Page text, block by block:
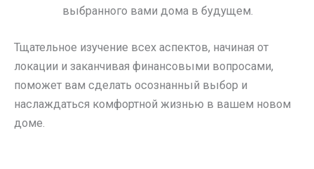
выбранного вами дома в будущем.
Тщательное изучение всех аспектов, начиная от
локации и заканчивая финансовыми вопросами,
поможет вам сделать осознанный выбор и
наслаждаться комфортной жизнью в вашем новом
доме.